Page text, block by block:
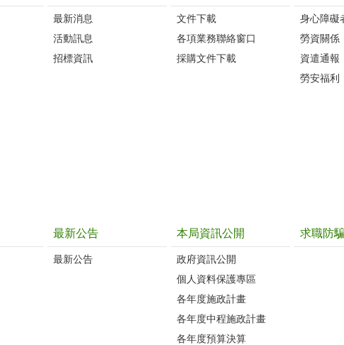
最新消息
活動訊息
招標資訊
文件下載
各項業務聯絡窗口
採購文件下載
身心障礙
勞資關係
資遣通報
勞安福利
最新公告
最新公告
本局資訊公開
政府資訊公開
個人資料保護專區
各年度施政計畫
各年度中程施政計畫
各年度預算決算
求職防